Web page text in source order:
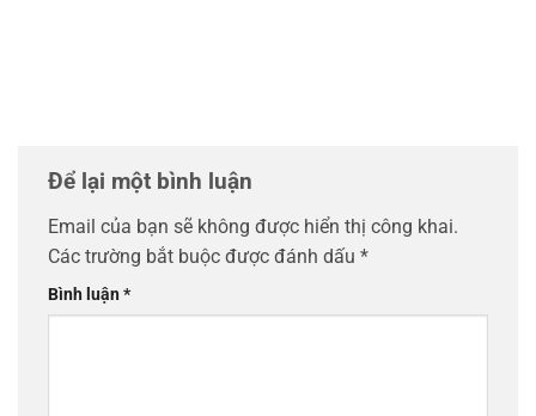
Để lại một bình luận
Email của bạn sẽ không được hiển thị công khai.
Các trường bắt buộc được đánh dấu *
Bình luận*